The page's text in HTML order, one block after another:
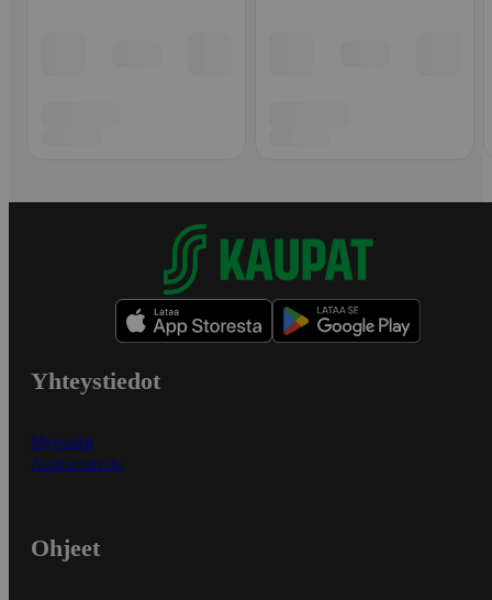
Yhteystiedot
Myymälät
Asiakaspalvelu
Ohjeet